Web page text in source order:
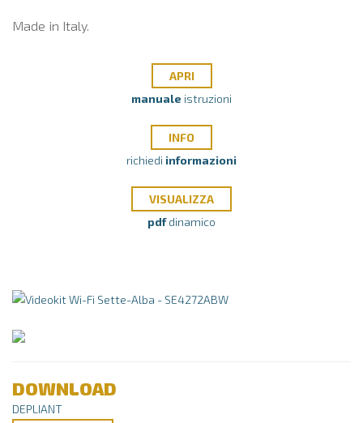
Made in Italy.
APRI
manuale istruzioni
INFO
richiedi informazioni
VISUALIZZA
pdfdinamico
DOWNLOAD
DEPLIANT